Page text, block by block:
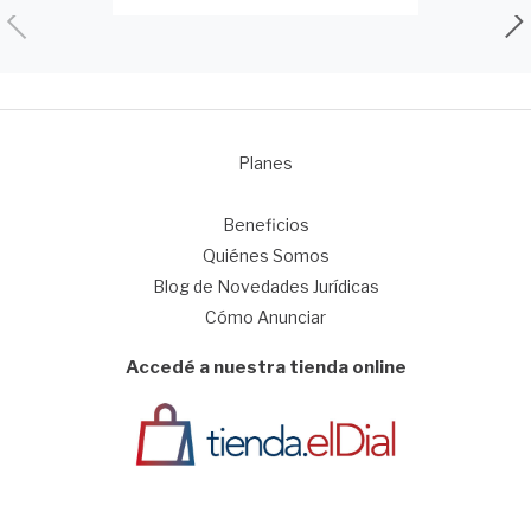
Planes
Beneficios
Quiénes Somos
Blog de Novedades Jurídicas
Cómo Anunciar
Accedé a nuestra tienda online